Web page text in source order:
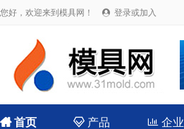
您好，欢迎来到模具网！  登录或加入
首页  产品 企业